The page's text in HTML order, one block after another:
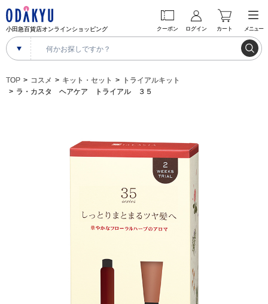
小田急百貨店オンラインショッピング クーポン ログイン カート メニュー
TOP コスメ キット・セット
トライアルキット
ラ・カスタ ヘアケア トライアル ３５